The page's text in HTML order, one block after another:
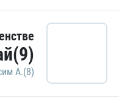
А.(8)